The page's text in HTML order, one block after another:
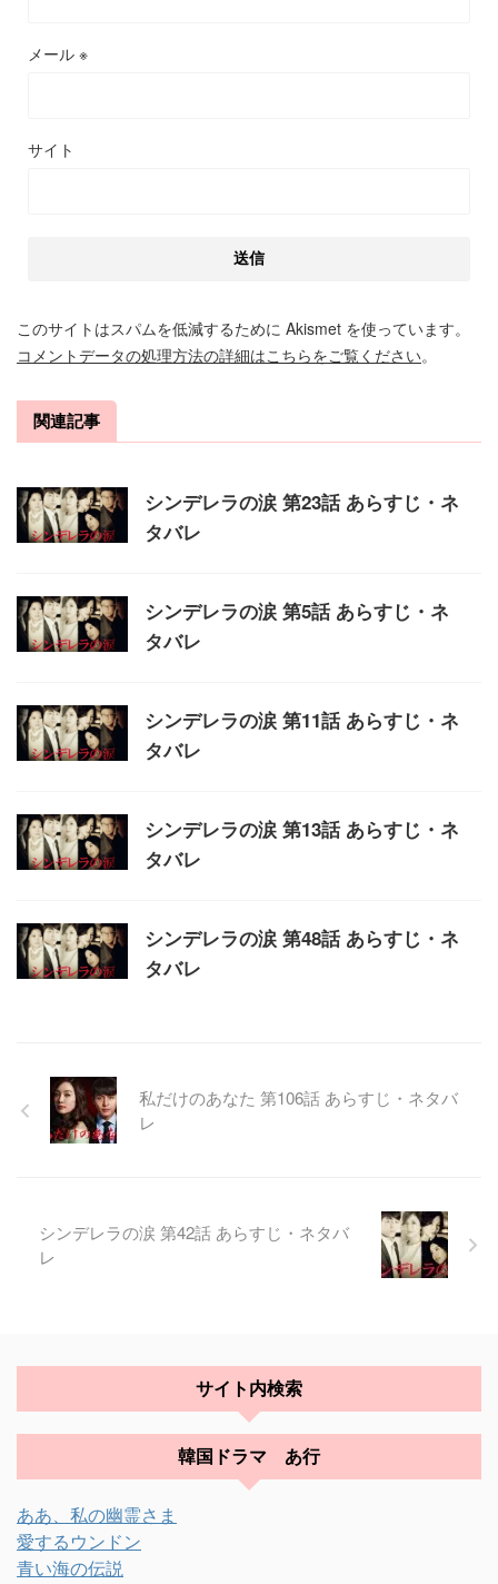
メール ※
サイト
このサイトはスパムを低減するために Akismet を使っています。
コメントデータの処理方法の詳細はこちらをご覧ください。
関連記事
シンデレラの涙 第23話 あらすじ・ネ
タバレ
シンデレラの涙 第5話 あらすじ・ネ
タバレ
シンデレラの涙 第11話 あらすじ・ネ
タバレ
シンデレラの涙 第13話 あらすじ・ネ
タバレ
シンデレラの涙 第48話 あらすじ・ネ
タバレ
私だけのあなた 第106話 あらすじ・ネタバ
レ
シンデレラの涙 第42話 あらすじ・ネタバ
レ
サイト内検索
韓国ドラマ あ行
ああ、私の幽霊さま
愛するウンドン
青い海の伝説